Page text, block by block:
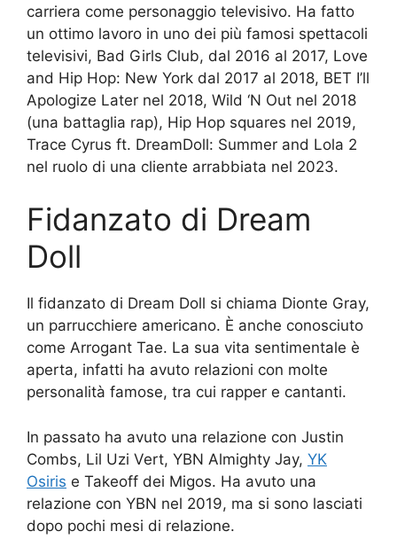
carriera come personaggio televisivo. Ha fatto
un ottimo lavoro in uno dei più famosi spettacoli
televisivi, Bad Girls Club, dal 2016 al 2017, Love
and Hip Hop: New York dal 2017 al 2018, BET I’ll
Apologize Later nel 2018, Wild ‘N Out nel 2018
(una battaglia rap), Hip Hop squares nel 2019,
Trace Cyrus ft. DreamDoll: Summer and Lola 2
nel ruolo di una cliente arrabbiata nel 2023.
Fidanzato di Dream
Doll
Il fidanzato di Dream Doll si chiama Dionte Gray,
un parrucchiere americano. È anche conosciuto
come Arrogant Tae. La sua vita sentimentale è
aperta, infatti ha avuto relazioni con molte
personalità famose, tra cui rapper e cantanti.
In passato ha avuto una relazione con Justin
Combs, Lil Uzi Vert, YBN Almighty Jay, YK
Osiris e Takeoff dei Migos. Ha avuto una
relazione con YBN nel 2019, ma si sono lasciati
dopo pochi mesi di relazione.